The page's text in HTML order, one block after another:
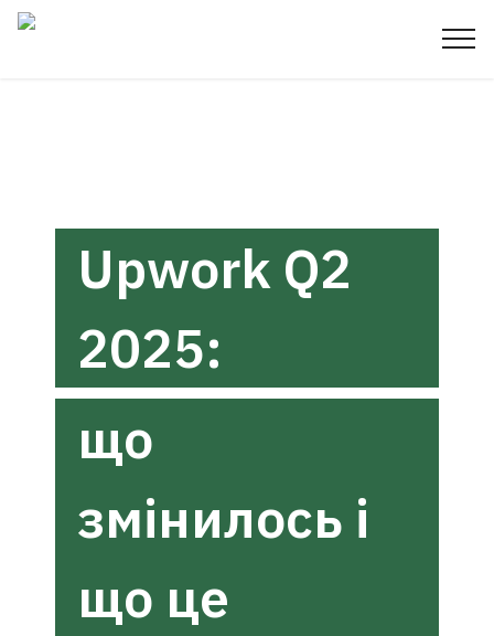
Upwork Q2
2025:
що
змінилось і
що це